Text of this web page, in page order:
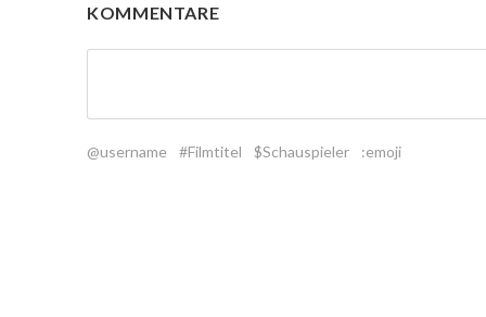
KOMMENTARE
@username #Filmtitel $Schauspieler :emoji